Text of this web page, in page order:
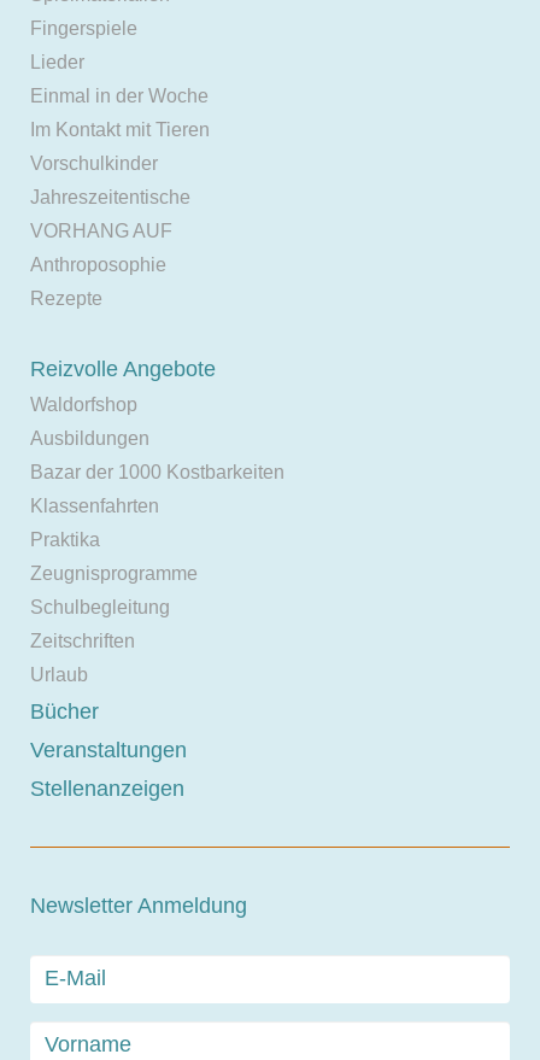
Fingerspiele
Lieder
Einmal in der Woche
Im Kontakt mit Tieren
Vorschulkinder
Jahreszeitentische
VORHANG AUF
Anthroposophie
Rezepte
Reizvolle Angebote
Waldorfshop
Ausbildungen
Bazar der 1000 Kostbarkeiten
Klassenfahrten
Praktika
Zeugnisprogramme
Schulbegleitung
Zeitschriften
Urlaub
Bücher
Veranstaltungen
Stellenanzeigen
Newsletter Anmeldung